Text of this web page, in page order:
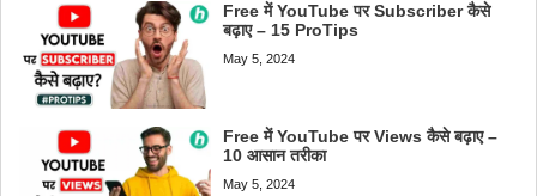
Free में YouTube पर Subscriber कैसे
बढ़ाए – 15 ProTips
May 5, 2024
Free में YouTube पर Views कैसे बढ़ाए –
10 आसान तरीका
May 5, 2024